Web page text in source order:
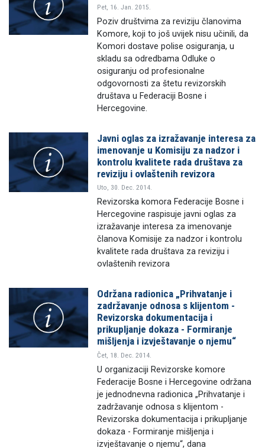
Pet, 16. Jan. 2015.
Poziv društvima za reviziju članovima
Komore, koji to još uvijek nisu učinili, da
Komori dostave polise osiguranja, u
skladu sa odredbama Odluke o
osiguranju od profesionalne
odgovornosti za štetu revizorskih
društava u Federaciji Bosne i
Hercegovine.
Javni oglas za izražavanje interesa za
imenovanje u Komisiju za nadzor i
kontrolu kvalitete rada društava za
reviziju i ovlaštenih revizora
Uto, 30. Dec. 2014.
Revizorska komora Federacije Bosne i
Hercegovine raspisuje javni oglas za
izražavanje interesa za imenovanje
članova Komisije za nadzor i kontrolu
kvalitete rada društava za reviziju i
ovlaštenih revizora
Održana radionica „Prihvatanje i
zadržavanje odnosa s klijentom -
Revizorska dokumentacija i
prikupljanje dokaza - Formiranje
mišljenja i izvještavanje o njemu“
Čet, 18. Dec. 2014.
U organizaciji Revizorske komore
Federacije Bosne i Hercegovine održana
je jednodnevna radionica „Prihvatanje i
zadržavanje odnosa s klijentom -
Revizorska dokumentacija i prikupljanje
dokaza - Formiranje mišljenja i
izvještavanje o njemu“, dana